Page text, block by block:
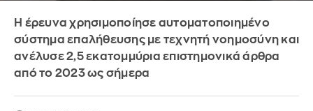
Η έρευνα χρησιμοποίησε αυτοματοποιημένο
σύστημα επαλήθευσης με τεχνητή νοημοσύνη και
ανέλυσε 2,5 εκατομμύρια επιστημονικά άρθρα
από το 2023 ως σήμερα